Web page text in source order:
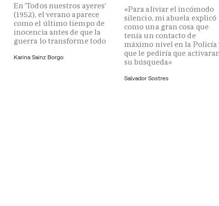
En 'Todos nuestros ayeres'
(1952), el verano aparece
como el último tiempo de
inocencia antes de que la
guerra lo transforme todo
Karina Sainz Borgo
«Para aliviar el incómodo
silencio, mi abuela explicó
como una gran cosa que
tenía un contacto de
máximo nivel en la Policía
que le pediría que
su búsqueda»
Salvador Sostres